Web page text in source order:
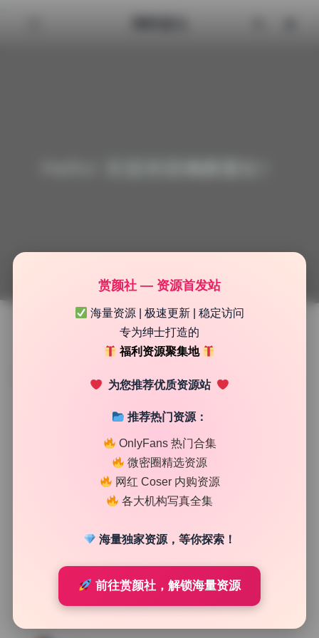
制服写真集
国模 艺术写真470套写真合集无水印原档1.82T打包下载
赏颜社 — 资源首发站
海量资源 | 极速更新 | 稳定访问
专为绅士打造的
福利资源聚集地
为您推荐优质资源站
推荐热门资源：
OnlyFans 热门合集
微密圈精选资源
网红 Coser 内购资源
各大机构写真全集
海量独家资源，等你探索！
前往赏颜社，解锁海量资源